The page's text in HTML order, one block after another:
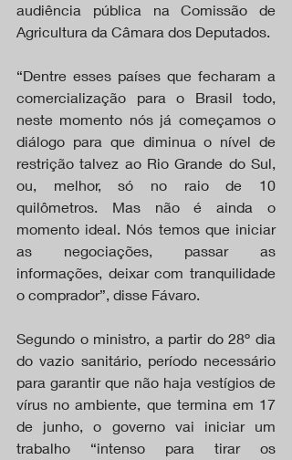
audiência pública na Comissão de
Agricultura da Câmara dos Deputados.
“Dentre esses países que fecharam a
comercialização para o Brasil todo,
neste momento nós já começamos o
diálogo para que diminua o nível de
restrição talvez ao Rio Grande do Sul,
ou, melhor, só no raio de 10
quilômetros. Mas não é ainda o
momento ideal. Nós temos que iniciar
as negociações, passar as
informações, deixar com tranquilidade
o comprador”, disse Fávaro.
Segundo o ministro, a partir do 28º dia
do vazio sanitário, período necessário
para garantir que não haja vestígios de
vírus no ambiente, que termina em 17
de junho, o governo vai iniciar um
trabalho “intenso para tirar os